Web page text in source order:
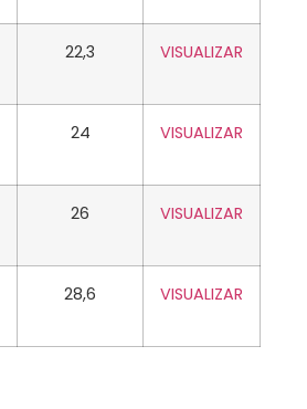
22,3 VISUALIZAR
24 VISUALIZAR
26 VISUALIZAR
28,6 VISUALIZAR